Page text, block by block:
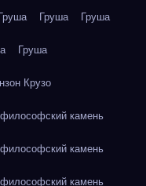
Груша Груша Груша
Груша
Крузо
камень
камень
камень